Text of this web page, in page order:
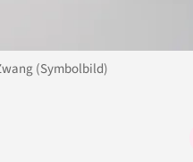
(Symbolbild)